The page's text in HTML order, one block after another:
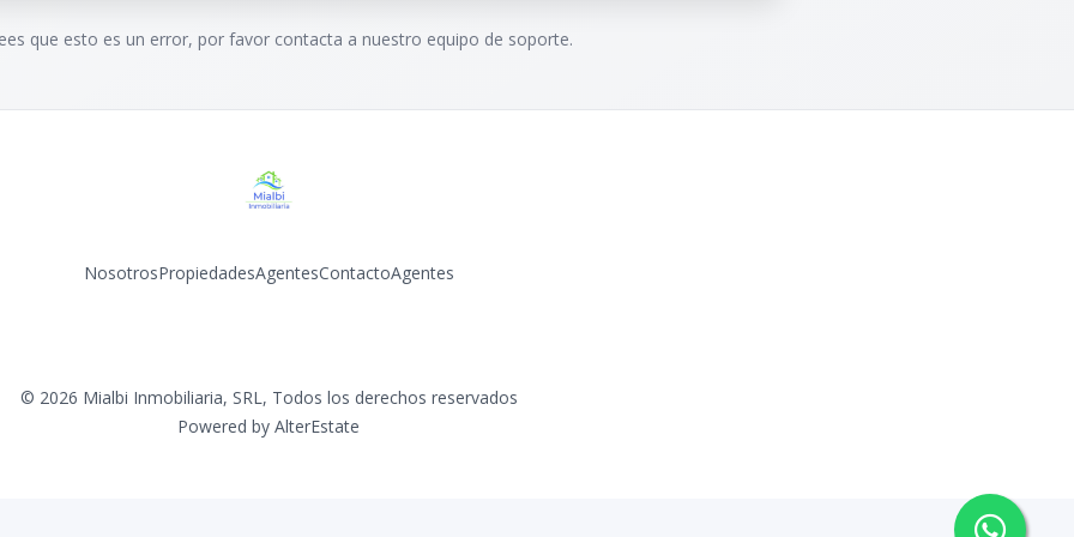
que esto es un error, por favor contacta a nuestro equipo de soporte.
NosotrosPropiedadesAgentesContactoAgentes
© 2026 Mialbi Inmobiliaria, SRL, Todos los derechos reservados
Powered by AlterEstate